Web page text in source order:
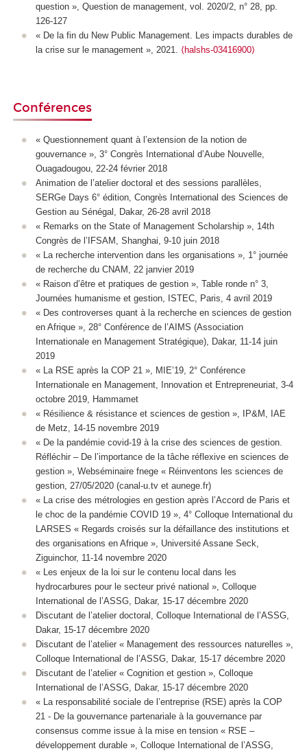
question », Question de management, vol. 2020/2, n° 28, pp.
126-127
« De la fin du New Public Management. Les impacts durables de
la crise sur le management », 2021. ⟨halshs-03416900⟩
Conférences
« Questionnement quant à l’extension de la notion de
gouvernance », 3° Congrès International d’Aube Nouvelle,
Ouagadougou, 22-24 février 2018
Animation de l’atelier doctoral et des sessions parallèles,
SERGe Days 6° édition, Congrès International des Sciences de
Gestion au Sénégal, Dakar, 26-28 avril 2018
« Remarks on the State of Management Scholarship », 14th
Congrès de l’IFSAM, Shanghai, 9-10 juin 2018
« La recherche intervention dans les organisations », 1° journée
de recherche du CNAM, 22 janvier 2019
« Raison d’être et pratiques de gestion », Table ronde n° 3,
Journées humanisme et gestion, ISTEC, Paris, 4 avril 2019
« Des controverses quant à la recherche en sciences de gestion
en Afrique », 28° Conférence de l’AIMS (Association
Internationale en Management Stratégique), Dakar, 11-14 juin
2019
« La RSE après la COP 21 », MIE’19, 2° Conférence
Internationale en Management, Innovation et Entrepreneuriat, 3-4
octobre 2019, Hammamet
« Résilience & résistance et sciences de gestion », IP&M, IAE
de Metz, 14-15 novembre 2019
« De la pandémie covid-19 à la crise des sciences de gestion.
Réfléchir – De l’importance de la tâche réflexive en sciences de
gestion », Webséminaire fnege « Réinventons les sciences de
gestion, 27/05/2020 (canal-u.tv et aunege.fr)
« La crise des métrologies en gestion après l’Accord de Paris et
le choc de la pandémie COVID 19 », 4° Colloque International du
LARSES « Regards croisés sur la défaillance des institutions et
des organisations en Afrique », Université Assane Seck,
Ziguinchor, 11-14 novembre 2020
« Les enjeux de la loi sur le contenu local dans les
hydrocarbures pour le secteur privé national », Colloque
International de l’ASSG, Dakar, 15-17 décembre 2020
Discutant de l’atelier doctoral, Colloque International de l’ASSG,
Dakar, 15-17 décembre 2020
Discutant de l’atelier « Management des ressources naturelles »,
Colloque International de l’ASSG, Dakar, 15-17 décembre 2020
Discutant de l’atelier « Cognition et gestion », Colloque
International de l’ASSG, Dakar, 15-17 décembre 2020
« La responsabilité sociale de l’entreprise (RSE) après la COP
21 - De la gouvernance partenariale à la gouvernance par
consensus comme issue à la mise en tension « RSE –
développement durable », Colloque International de l’ASSG,